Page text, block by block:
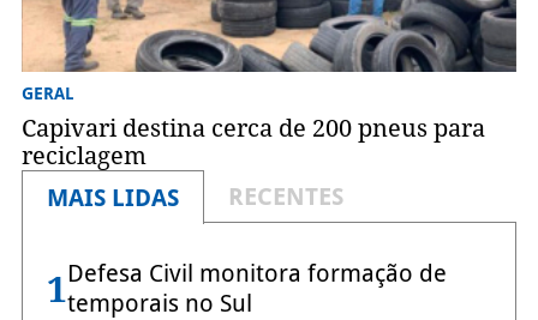
GERAL
Capivari destina cerca de 200 pneus para
reciclagem
MAIS LIDAS
RECENTES
1Defesa Civil monitora formação de
temporais no Sul